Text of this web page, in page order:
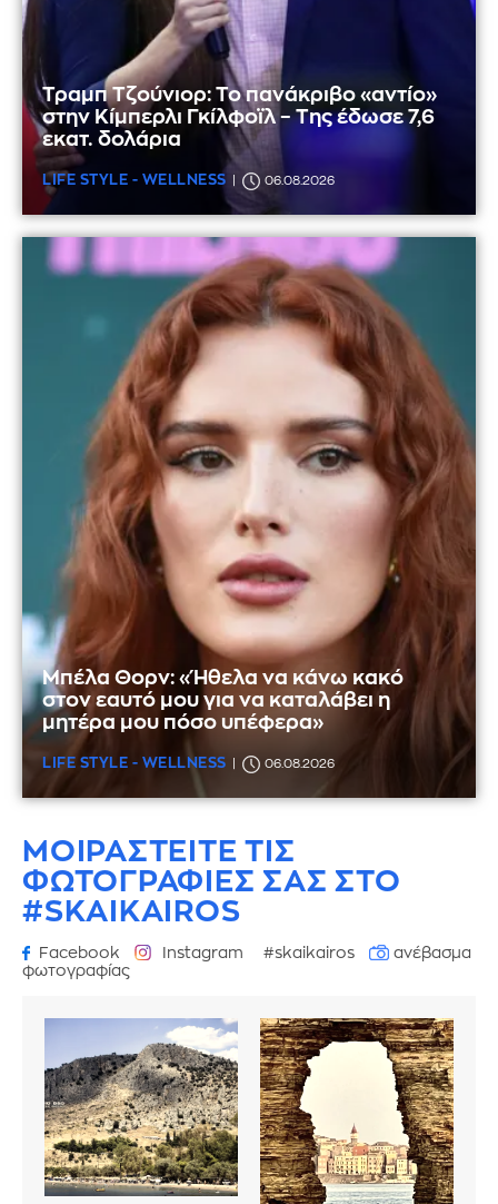
Τραμπ Τζούνιορ: Το πανάκριβο «αντίο»
στην Κίμπερλι Γκίλφοϊλ – Της έδωσε 7,6
εκατ. δολάρια
LIFE STYLE - WELLNESS 06.08.2026
Μπέλα Θορν: «Ήθελα να κάνω κακό
στον εαυτό μου για να καταλάβει η
μητέρα μου πόσο υπέφερα»
LIFE STYLE - WELLNESS 06.08.2026
ΜΟΙΡΑΣΤΕΙΤΕ ΤΙΣ
ΦΩΤΟΓΡΑΦΙΕΣ ΣΑΣ ΣΤΟ
#SKAIKAIROS
Facebook Instagram #skaikairos
ανέβασμα
φωτογραφίας